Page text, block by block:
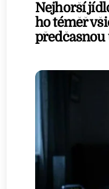
Nejhorší
ho téměř
předčasnou